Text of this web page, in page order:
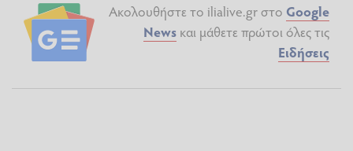
Ακολουθήστε το ilialive.gr στο Google
News και μάθετε πρώτοι όλες τις
Ειδήσεις